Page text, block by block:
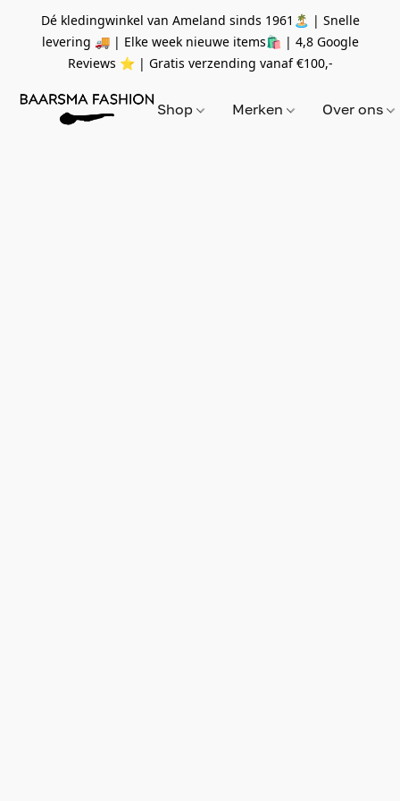
Dé kledingwinkel van Ameland sinds 1961🏝 | Snelle
levering 🚚 | Elke week nieuwe items🛍 | 4,8 Google
Reviews ⭐️ | Gratis verzending vanaf€100,-
Shop Merken Over ons